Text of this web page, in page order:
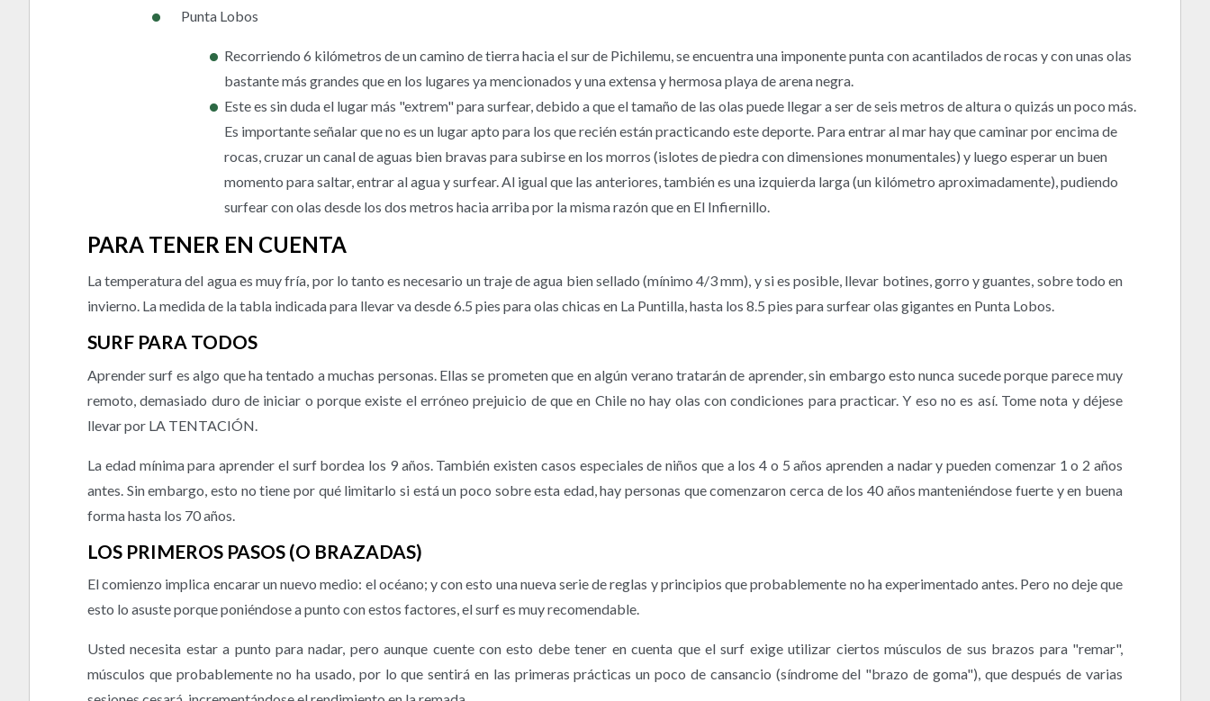
Punta Lobos
Recorriendo 6 kilómetros de un camino de tierra hacia el sur de Pichilemu, se encuentra una imponente punta con acantilados de rocas y con unas olas
bastante más grandes que en los lugares ya mencionados y una extensa y hermosa playa de arena negra.
Este es sin duda el lugar más "extrem" para surfear, debido a que el tamaño de las olas puede llegar a ser de seis metros de altura o quizás un poco más.
Es importante señalar que no es un lugar apto para los que recién están practicando este deporte. Para entrar al mar hay que caminar por encima de
rocas, cruzar un canal de aguas bien bravas para subirse en los morros (islotes de piedra con dimensiones monumentales) y luego esperar un buen
momento para saltar, entrar al agua y surfear. Al igual que las anteriores, también es una izquierda larga (un kilómetro aproximadamente), pudiendo
surfear con olas desde los dos metros hacia arriba por la misma razón que en El Infiernillo.
PARA TENER EN CUENTA
La temperatura del agua es muy fría, por lo tanto es necesario un traje de agua bien sellado (mínimo 4/3 mm), y si es posible, llevar botines, gorro y guantes, sobre todo en
invierno. La medida de la tabla indicada para llevar va desde 6.5 pies para olas chicas en La Puntilla, hasta los 8.5 pies para surfear olas gigantes en Punta Lobos.
SURF PARA TODOS
Aprender surf es algo que ha tentado a muchas personas. Ellas se prometen que en algún verano tratarán de aprender, sin embargo esto nunca sucede porque parece muy
remoto, demasiado duro de iniciar o porque existe el erróneo prejuicio de que en Chile no hay olas con condiciones para practicar. Y eso no es así. Tome nota y déjese
llevar por LA TENTACIÓN.
La edad mínima para aprender el surf bordea los 9 años. También existen casos especiales de niños que a los 4 o 5 años aprenden a nadar y pueden comenzar 1 o 2 años
antes. Sin embargo, esto no tiene por qué limitarlo si está un poco sobre esta edad, hay personas que comenzaron cerca de los 40 años manteniéndose fuerte y en buena
forma hasta los 70 años.
LOS PRIMEROS PASOS (O BRAZADAS)
El comienzo implica encarar un nuevo medio: el océano; y con esto una nueva serie de reglas y principios que probablemente no ha experimentado antes. Pero no deje que
esto lo asuste porque poniéndose a punto con estos factores, el surf es muy recomendable.
Usted necesita estar a punto para nadar, pero aunque cuente con esto debe tener en cuenta que el surf exige utilizar ciertos músculos de sus brazos para "remar",
músculos que probablemente no ha usado, por lo que sentirá en las primeras prácticas un poco de cansancio (síndrome del "brazo de goma"), que después de varias